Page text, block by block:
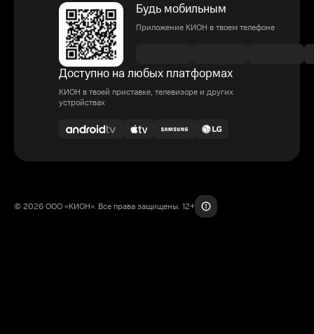
Будь мобильным
Приложение КИОН в твоем телефоне
Доступно на любых платформах
КИОН в твоей приставке, телевизоре и других
устройствах
© 2026 ООО «КИОН». Все права защищены. 12+